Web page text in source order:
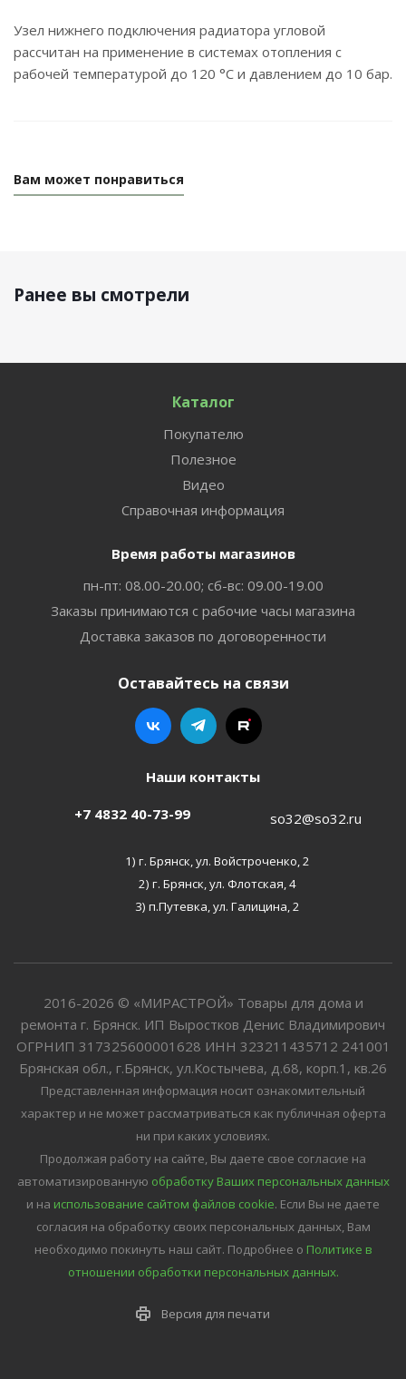
Узел нижнего подключения радиатора угловой
рассчитан на применение в системах отопления с
рабочей температурой до 120 °С и давлением до 10 бар.
Вам может понравиться
Ранее вы смотрели
Каталог
Покупателю
Полезное
Видео
Справочная информация
Время работы магазинов
пн-пт: 08.00-20.00; сб-вс: 09.00-19.00
Заказы принимаются с рабочие часы магазина
Доставка заказов по договоренности
Оставайтесь на связи
Наши контакты
+7 4832 40-73-99 so32@so32.ru
1) г. Брянск, ул. Войстроченко, 2
2) г. Брянск, ул. Флотская, 4
3) п.Путевка, ул. Галицина, 2
2016-2026 © «МИРАСТРОЙ» Товары для дома и
ремонта г. Брянск. ИП Выростков Денис Владимирович
ОГРНИП 317325600001628 ИНН 323211435712 241001
Брянская обл., г.Брянск, ул.Костычева, д.68, корп.1, кв.26
Представленная информация носит ознакомительный
характер и не может рассматриваться как публичная оферта
ни при каких условиях.
Продолжая работу на сайте, Вы даете свое согласие на
автоматизированную обработку Ваших персональных данных
и на использование сайтом файлов cookie. Если Вы не даете
согласия на обработку своих персональных данных, Вам
необходимо покинуть наш сайт. Подробнее о Политике в
отношении обработки персональных данных.
Версия для печати